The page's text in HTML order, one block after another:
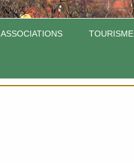
ASSOCIATIONS TOURISME